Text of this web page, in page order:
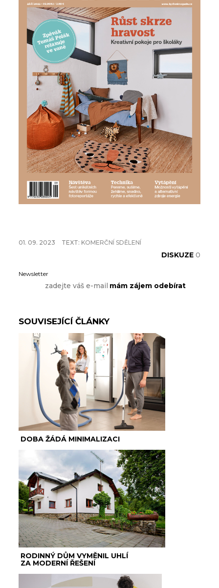
01. 09. 2023 TEXT: KOMERČNÍ SDĚLENÍ
DISKUZE 0
Newsletter
SOUVISEJÍCÍ ČLÁNKY
DOBA ŽÁDÁ MINIMALIZACI
RODINNÝ DŮM VYMĚNIL UHLÍ
ZA MODERNÍ ŘEŠENÍ